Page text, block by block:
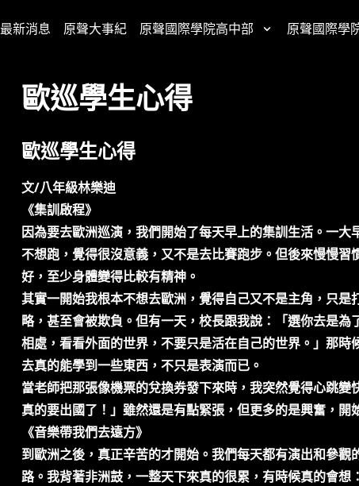
最新消息 原聲大事紀 原聲國際學院高中部 原聲國際學
歐巡學生心得
歐巡學生心得
文/八年級林樂迪
《集訓啟程》
因為要去歐洲巡演，我們開始了每天早上的集訓生活。一大
不想跑，覺得很沒意義，又不是去比賽跑步。但後來慢慢習
好，至少身體變得比較有精神。
其實一開始我根本不想去歐洲，覺得自己又不是主角，只是
略，甚至會被欺負。但有一天，校長跟我說：「選你去是為
相處，看看外面的世界，不要只是活在自己的世界。」那時
去真的能學到一些東西，不只是表演而已。
當老師把那張像機票的兌換券發下來時，我突然覺得心跳變
真的要出國了！」雖然還是有點緊張，但更多的是興奮，開
《音樂帶我們去遠方》
到歐洲之後，真正辛苦的才開始。我們每天都有演出和參觀
路。我背著非洲鼓，一整天下來真的很累，有時候真的會想